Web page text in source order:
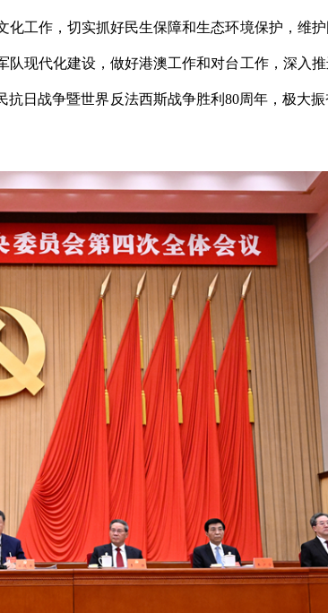
工作，切实抓好民生保障和生态环境保护，维
现代化建设，做好港澳工作和对台工作，深入
日战争暨世界反法西斯战争胜利80周年，极大